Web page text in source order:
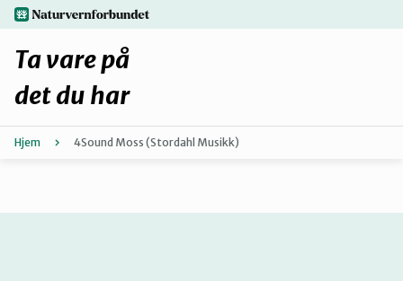
Hopp
til
hovedinnhold
naturvernforbundet.no
Ta vare på
det du har
Hjem 4Sound Moss (Stordahl Musikk)